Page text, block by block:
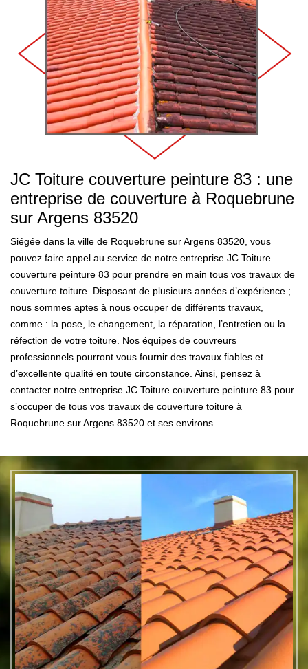
JC Toiture couverture peinture 83 : une
entreprise de couverture à Roquebrune
sur Argens 83520
Siégée dans la ville de Roquebrune sur Argens 83520, vous
pouvez faire appel au service de notre entreprise JC Toiture
couverture peinture 83 pour prendre en main tous vos travaux de
couverture toiture. Disposant de plusieurs années d’expérience ;
nous sommes aptes à nous occuper de différents travaux,
comme : la pose, le changement, la réparation, l’entretien ou la
réfection de votre toiture. Nos équipes de couvreurs
professionnels pourront vous fournir des travaux fiables et
d’excellente qualité en toute circonstance. Ainsi, pensez à
contacter notre entreprise JC Toiture couverture peinture 83 pour
s’occuper de tous vos travaux de couverture toiture à
Roquebrune sur Argens 83520 et ses environs.